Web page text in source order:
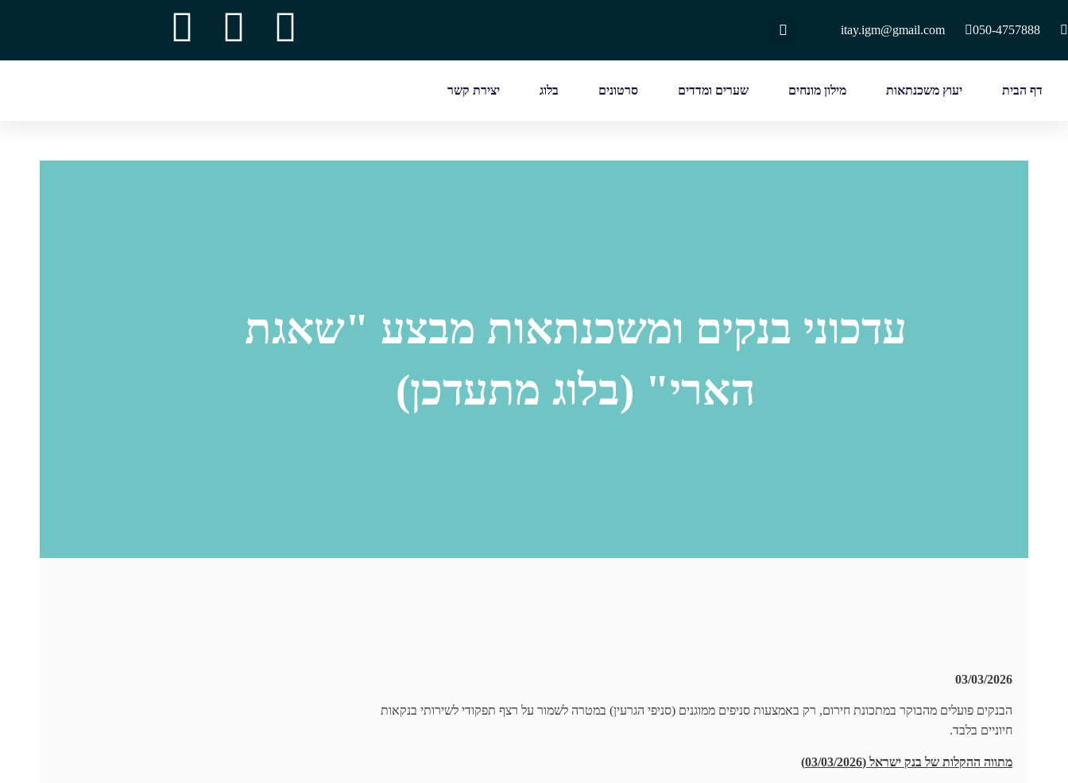
050-4757888
itay.igm@gmail.com
דף הבית יעוץ משכנתאות מילון מונחים שערים ומדדים סרטונים בלוג יצירת קשר
עדכוני בנקים ומשכנתאות מבצע "שאגת
הארי" (בלוג מתעדכן)
03/03/2026
הבנקים פועלים מהבוקר במתכונת חירום, רק באמצעות סניפים ממוגנים (סניפי הגרעין) במטרה לשמור על רצף תפקודי לשירותי בנקאות
חיוניים בלבד.
מתווה ההקלות של בנק ישראל (03/03/2026)